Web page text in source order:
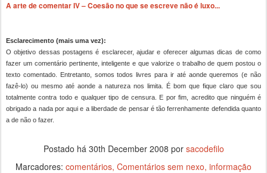
A arte de comentar IV – Coesão no que se escreve não é luxo...
Esclarecimento (mais uma vez):
O objetivo dessas postagens é esclarecer, ajudar e oferecer algumas dicas de como
fazer um comentário pertinente, inteligente e que valorize o trabalho de quem postou o
texto comentado. Entretanto, somos todos livres para ir até aonde queremos (e não
fazê-lo) ou mesmo até aonde a natureza nos limita. É bom que fique claro que sou
totalmente contra todo e qualquer tipo de censura. E por fim, acredito que ninguém é
obrigado a nada por aqui e a liberdade de pensar é tão ferrenhamente defendida quanto
a de não o fazer.
Postado há 30th December 2008 por sacodefilo
Marcadores: comentários Comentários sem nexo informação